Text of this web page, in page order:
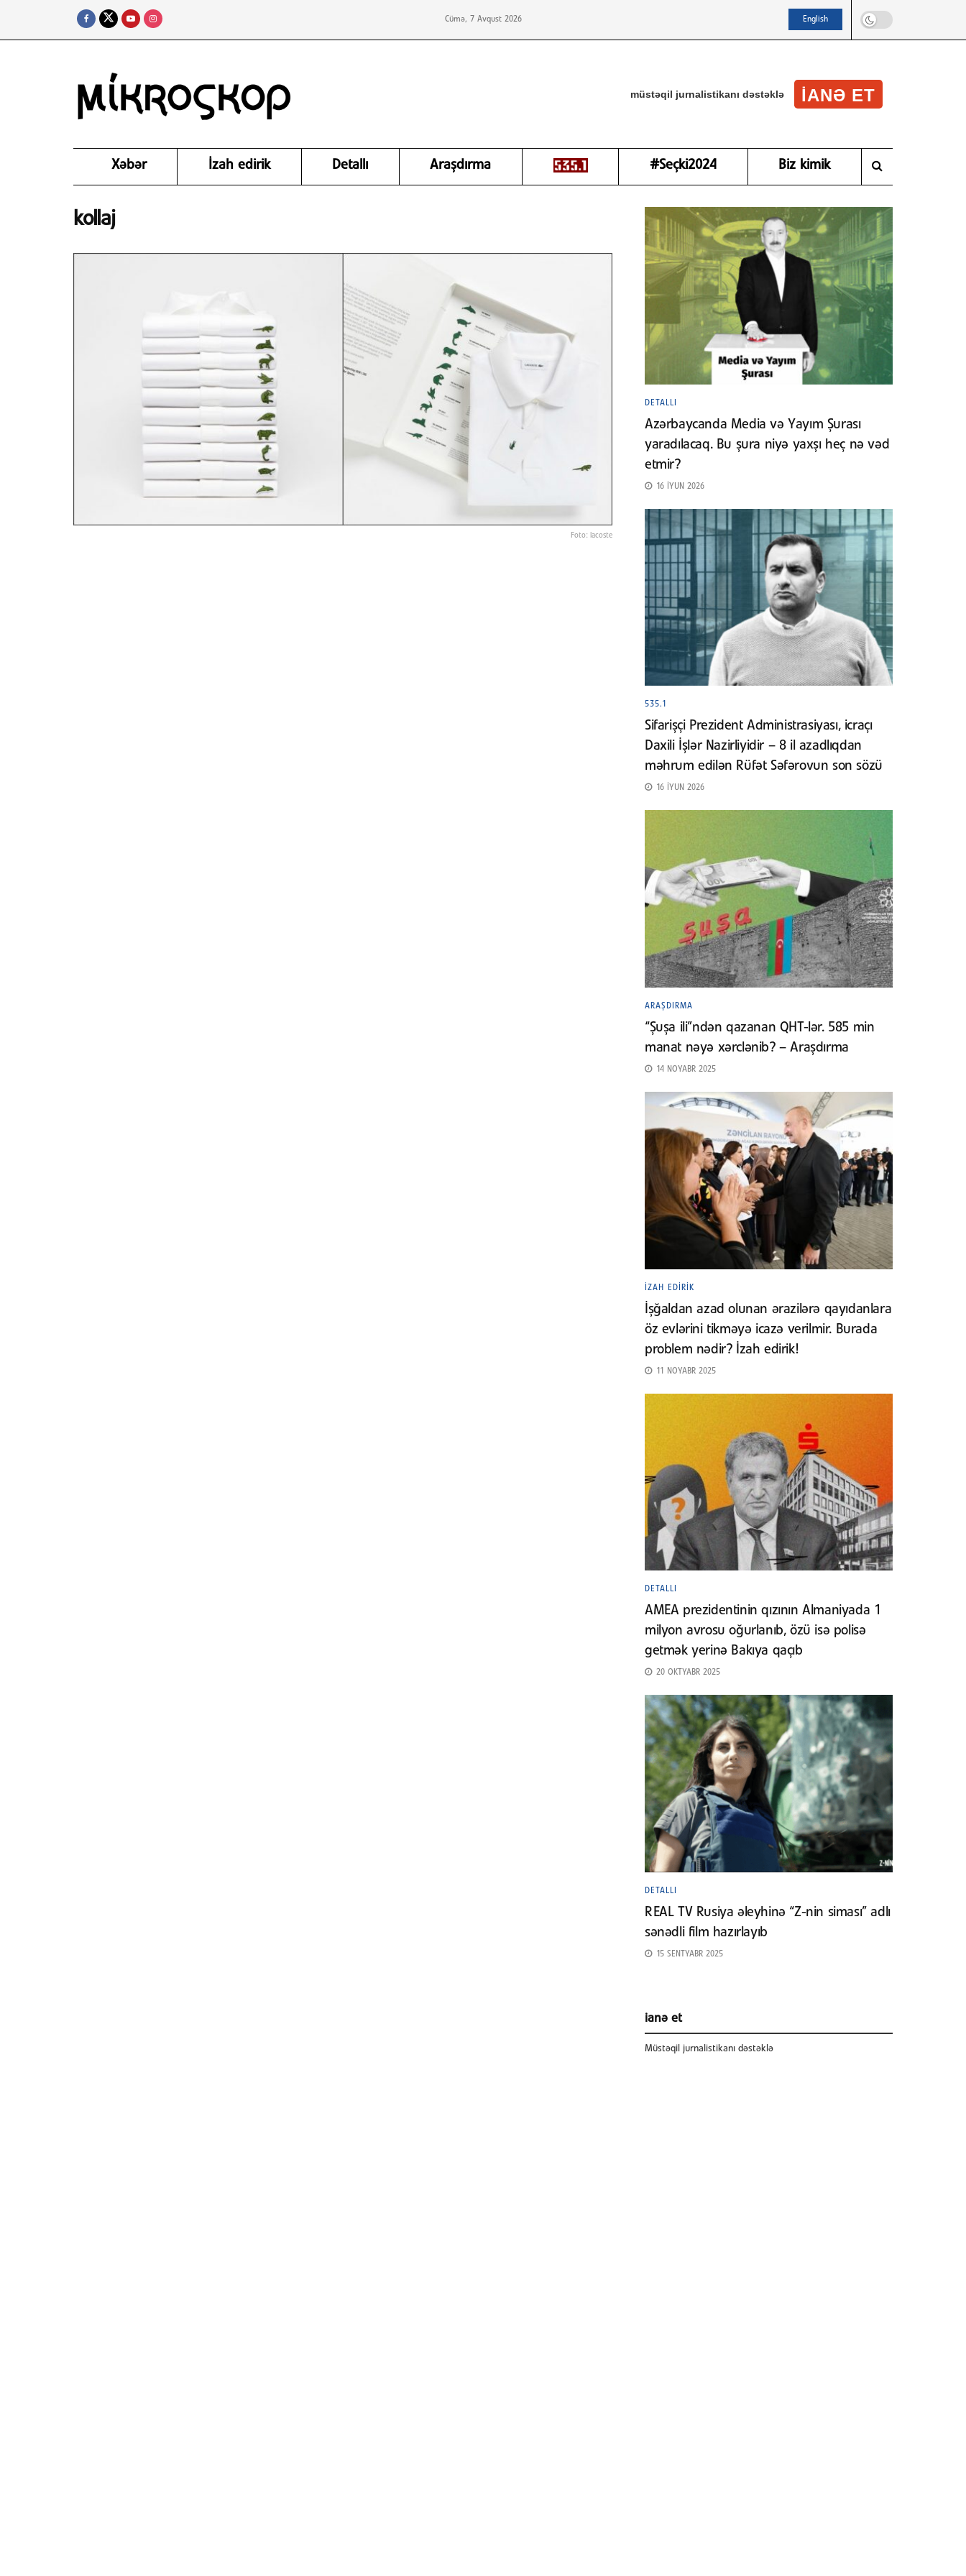
Cümə, 7 Avqust 2026 English
müstəqil jurnalistikanı dəstəklə IANƏ ET
Xəbər İzah edirik Detallı Araşdırma #Seçki2024 Biz kimik
kollaj
Foto: lacoste
DETALLI
Azərbaycanda Media və Yayım Şurası
yaradılacaq. Bu şura niyə yaxşı heç nə vəd
etmir?
16 İYUN 2026
535.1
Sifarişçi Prezident Administrasiyası, icraçı
Daxili İşlər Nazirliyidir – 8 il azadlıqdan
məhrum edilən Rüfət Səfərovun son sözü
16 İYUN 2026
ARAŞDIRMA
“Şuşa ili”ndən qazanan QHT-lər. 585 min
manat nəyə xərclənib? – Araşdırma
14 NOYABR 2025
İZAH EDIRIK
İşğaldan azad olunan ərazilərə qayıdanlara
öz evlərini tikməyə icazə verilmir. Burada
problem nədir? İzah edirik!
11 NOYABR 2025
DETALLI
AMEA prezidentinin qızının Almaniyada 1
milyon avrosu oğurlanıb, özü isə polisə
getmək yerinə Bakıya qaçıb
20 OKTYABR 2025
DETALLI
REAL TV Rusiya əleyhinə “Z-nin siması” adlı
sənədli film hazırlayıb
15 SENTYABR 2025
ianə et
Müstəqil jurnalistikanı dəstəklə